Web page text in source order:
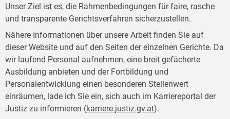
Unser Ziel ist es, die Rahmenbedingungen für faire, rasche
und transparente Gerichtsverfahren sicherzustellen.
Nähere Informationen über unsere Arbeit finden Sie auf
dieser Website und auf den Seiten der einzelnen Gerichte. Da
wir laufend Personal aufnehmen, eine breit gefächerte
Ausbildung anbieten und der Fortbildung und
Personalentwicklung einen besonderen Stellenwert
einräumen, lade ich Sie ein, sich auch im Karriereportal der
Justiz zu informieren (karriere.justiz.gv.at).